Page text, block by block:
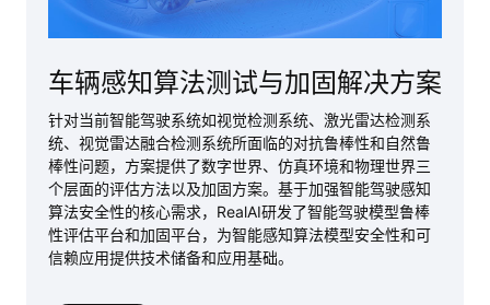
车辆感知算法测试与加固解决方案
针对当前智能驾驶系统如视觉检测系统、激光雷达检测系
统、视觉雷达融合检测系统所面临的对抗鲁棒性和自然鲁
棒性问题，方案提供了数字世界、仿真环境和物理世界三
个层面的评估方法以及加固方案。基于加强智能驾驶感知
算法安全性的核心需求，RealAI研发了智能驾驶模型鲁棒
性评估平台和加固平台，为智能感知算法模型安全性和可
信赖应用提供技术储备和应用基础。